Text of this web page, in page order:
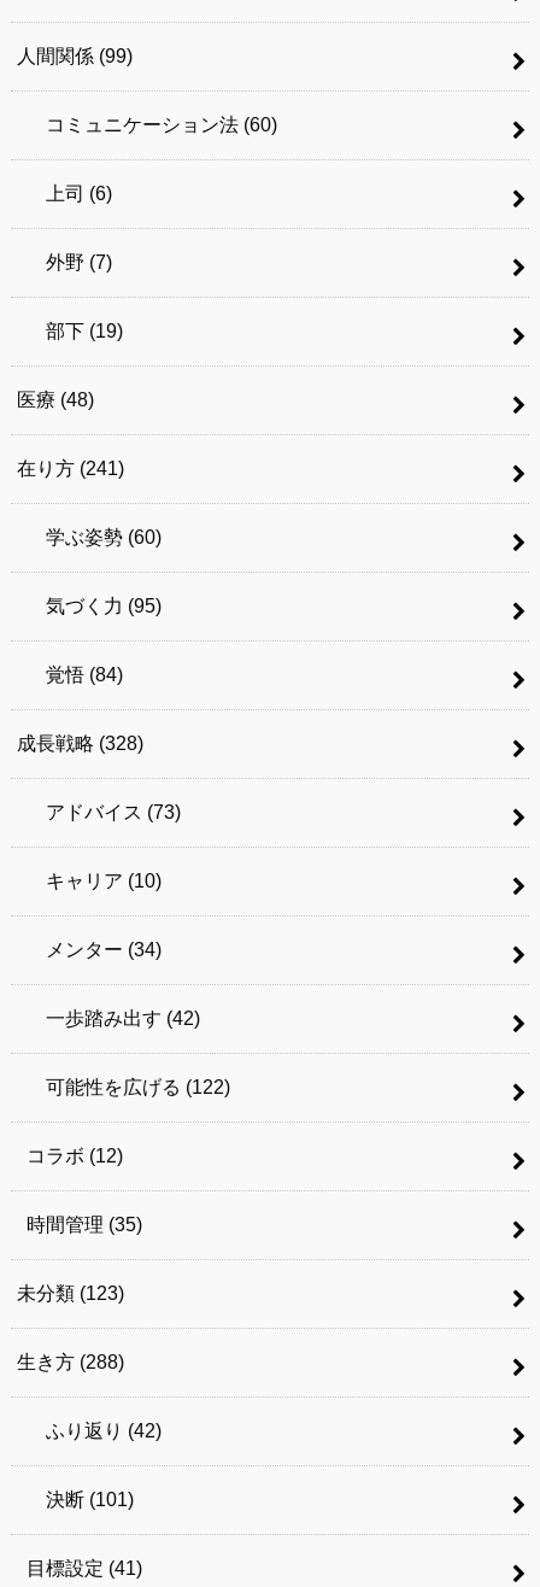
人間関係 (99)
コミュニケーション法 (60)
上司 (6)
外野 (7)
部下 (19)
医療 (48)
在り方 (241)
学ぶ姿勢 (60)
気づく力 (95)
覚悟 (84)
成長戦略 (328)
アドバイス (73)
キャリア (10)
メンター (34)
一歩踏み出す (42)
可能性を広げる (122)
コラボ (12)
時間管理 (35)
未分類 (123)
生き方 (288)
ふり返り (42)
決断 (101)
目標設定 (41)